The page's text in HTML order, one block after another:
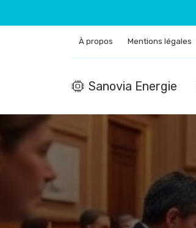
À propos Mentions légales
Sanovia Energie